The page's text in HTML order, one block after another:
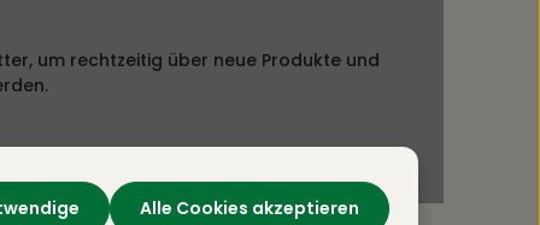
um rechtzeitig über neue Produkte und
Alle Cookies akzeptieren